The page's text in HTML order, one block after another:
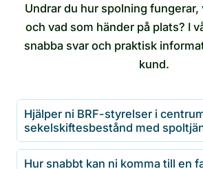
Undrar du hur spolning fungerar,
och vad som händer på plats? I
snabba svar och praktisk
kund.
Hjälper ni BRF-styrelser i
sekelskiftesbestånd med
Hur snabbt kan ni komma till en